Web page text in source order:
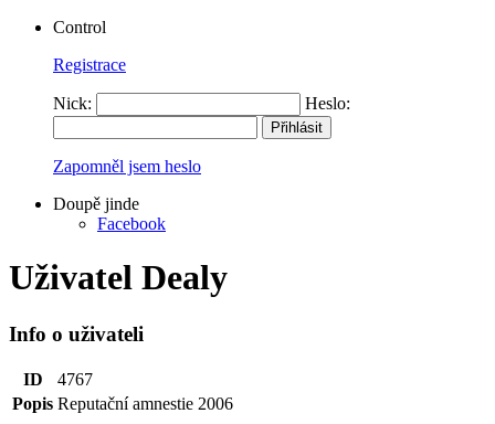
Control
Registrace
Nick: Heslo:
Zapomněl jsem heslo
Doupě jinde
Facebook
Uživatel Dealy
Info o uživateli
ID
4767
Popis Reputační amnestie 2006